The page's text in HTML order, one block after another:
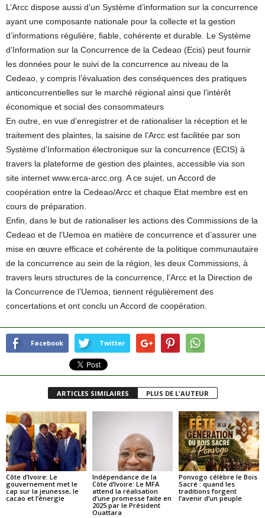
L’Arcc dispose aussi d’un Système d’information sur la concurrence
ayant une composante nationale pour la collecte et la gestion
d’informations régulière, fiable, cohérente et durable. Le Système
d’Information sur la Concurrence de la Cedeao (Ecis) peut fournir
les données pour le suivi de la concurrence au niveau de la
Cedeao, y compris l’évaluation des conséquences des pratiques
anticoncurrentielles sur le marché régional ainsi que l’intérêt
économique et social des consommateurs
En outre, en vue d’enregistrer et de rationaliser la réception et le
traitement des plaintes, la saisine de l’Arcc est facilitée par son
Système d’Information électronique sur la concurrence (ECIS) à
travers la plateforme de gestion des plaintes, accessible via son
site internet www.erca-arcc.org. A ce sujet, un Accord de
coopération entre la Cedeao/Arcc et chaque Etat membre est en
cours de préparation.
Enfin, dans le but de rationaliser les actions des Commissions de la
Cedeao et de l’Uemoa en matière de concurrence et d’assurer une
mise en œuvre efficace et cohérente de la politique communautaire
de la concurrence au sein de la région, les deux Commissions, à
travers leurs structures de la concurrence, l’Arcc et la Direction de
la Concurrence de l’Uemoa, tiennent régulièrement des
concertations et ont conclu un Accord de coopération.
Facebook Twitter
ARTICLES SIMILAIRES PLUS DE L'AUTEUR
Côte d’Ivoire: Le
gouvernement met le
cap sur la jeunesse, le
cacao et l’énergie
Indépendance de la
Côte d’Ivoire: Le MFA
attend la réalisation
d’une promesse faite en
2025 par le Président
Ouattara
Ponvogo célèbre le Bois
Sacré : quand les
traditions forgent
l’avenir d’un peuple